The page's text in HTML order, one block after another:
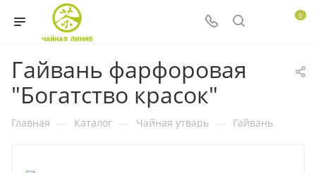
0
Гайвань фарфоровая
"Богатство красок"
Главная — Каталог — Чайная утварь — Гайвань